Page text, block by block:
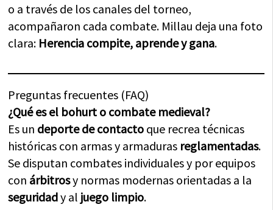
o a través de los canales del torneo,
acompañaron cada combate. Millau deja una foto
clara: Herencia compite, aprende y gana.
Preguntas frecuentes (FAQ)
¿Qué es el bohurt o combate medieval?
Es un deporte de contacto que recrea técnicas
históricas con armas y armaduras reglamentadas.
Se disputan combates individuales y por equipos
con árbitrosy normas modernas orientadas a la
seguridady al juego limpio.